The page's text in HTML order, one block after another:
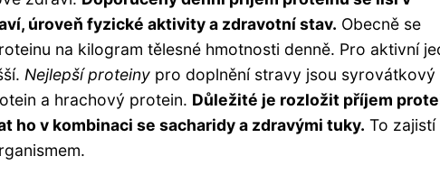
úroveň fyzické aktivity a zdravotní stav. Obecně se
na kilogram tělesné hmotnosti denně. Pro aktivní
Nejlepší proteiny pro doplnění stravy jsou syrovátkový
a hrachový protein. Důležité je rozložit příjem
ho v kombinaci se sacharidy a zdravými tuky. To zajistí